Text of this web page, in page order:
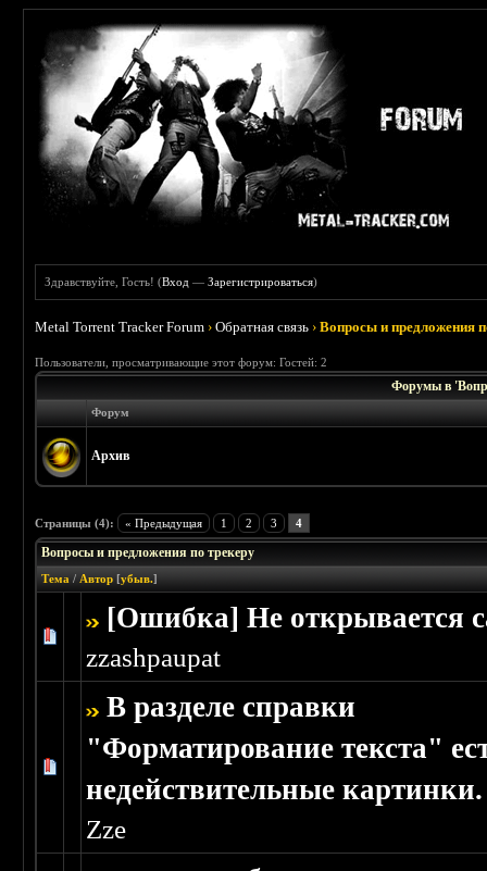
Здравствуйте, Гость! (Вход —Зарегистрироваться)
Metal Torrent Tracker Forum ›Обратная связь ›Вопросы и предложения
Пользователи, просматривающие этот форум: Гостей: 2
Форумы в
Форум
Архив
Страницы (4): « Предыдущая 1 2 3 4
Вопросы и предложения по трекеру
Тема / Автор [убыв.]
[Ошибка] Не открывается
zzashpaupat
Голосов: 0 - Средняя оценка: 0 из 5
45
В разделе справки
"Форматирование текста"
недействительные картинки.
Zze
Голосов: 0 - Средняя оценка: 0 из 5
34